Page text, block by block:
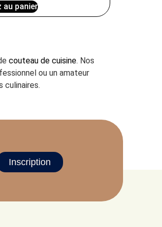
au panier
couteau de cuisine. Nos
ou un amateur
culinaires.
Inscription